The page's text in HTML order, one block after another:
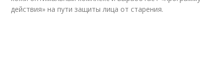
действия» на пути защиты лица от старения.